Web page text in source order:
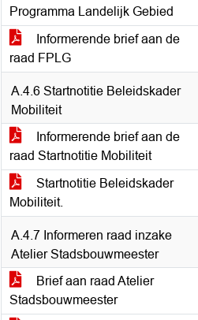
Programma Landelijk Gebied
Informerende brief aan de
raad FPLG
A.4.6 Startnotitie Beleidskader
Mobiliteit
Informerende brief aan de
raad Startnotitie Mobiliteit
Startnotitie Beleidskader
Mobiliteit.
A.4.7 Informeren raad inzake
Atelier Stadsbouwmeester
Brief aan raad Atelier
Stadsbouwmeester